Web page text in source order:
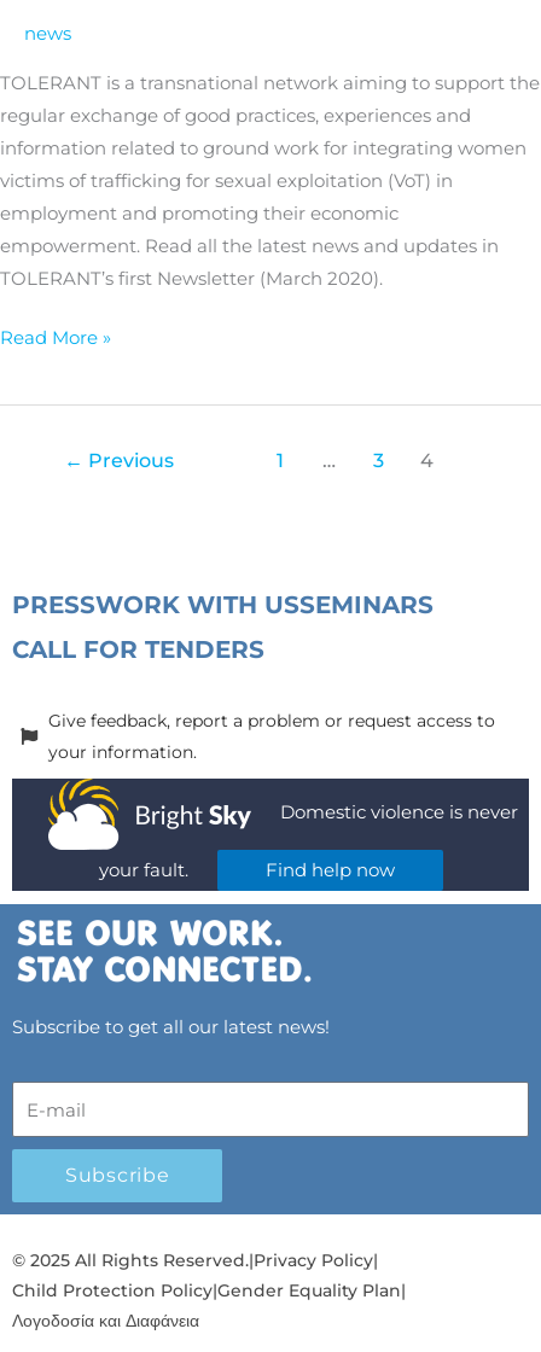
news
TOLERANT is a transnational network aiming to support the
regular exchange of good practices, experiences and
information related to ground work for integrating women
victims of trafficking for sexual exploitation (VoT) in
employment and promoting their economic
empowerment. Read all the latest news and updates in
TOLERANT’s first Newsletter (March 2020).
vicTims
of
trafficking
–
Newsletter
#1
Read More »
← Previous 1 … 3 4
PRESSWORK WITH USSEMINARS
CALL FOR TENDERS
Give feedback, report a problem or request access to
your information.
Domestic violence is never
your fault. Find help now
Subscribe to get all our latest news!
Subscribe
© 2025 All Rights Reserved.|Privacy Policy|
Child Protection Policy|Gender Equality Plan|
Λογοδοσία και Διαφάνεια